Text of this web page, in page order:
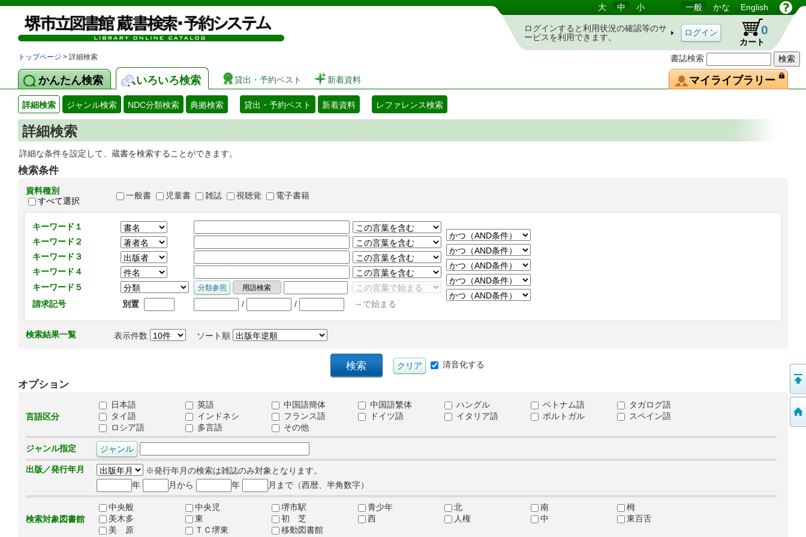
図書館 蔵書検索・予約システム
書誌検索
大 中 小 一般 かな English
ログインすると利用状況の確認等のサ
ービスを利用できます。
カート
0
トップページ > 詳細検索
かんたん検索 いろいろ検索 貸出・予約ベスト 新着資料 マイライブラリー
詳細検索 ジャンル検索 NDC分類検索 典拠検索 貸出・予約ベスト 新着資料 レファレンス検索
詳細検索
詳細な条件を設定して、蔵書を検索することができます。
検索条件
資料種別
すべて選択
一般書 児童書 雑誌 視聴覚 電子書籍
キーワード１
キーワード２
キーワード３
キーワード４
キーワード５
請求記号
別置 / / ～で始まる
検索結果一覧 表示件数 ソート順
清音化する
オプション
言語区分
日本語 英語 中国語簡体 中国語繁体 ハングル ベトナム語
タガログ語
タイ語
インドネシ フランス語 ドイツ語 イタリア語 ポルトガル
スペイン語
ロシア語
多言語 その他
ジャンル指定
出版／発行年月
※発行年月の検索は雑誌のみ対象となります。
年
月から 年 月まで（西暦、半角数字）
検索対象図書館
中央般 中央児 堺市駅 青少年 北 南
栂
美木多
東 初 芝 西 人権 中
東百舌
美 原
ＴＣ堺東 移動図書館